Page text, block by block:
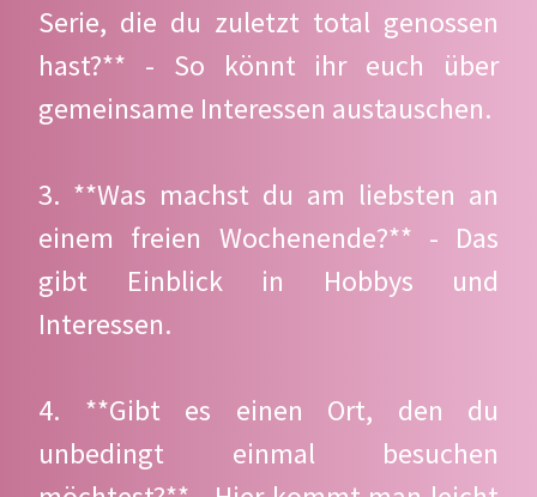
Serie, die du zuletzt total genossen
hast?** - So könnt ihr euch über
gemeinsame Interessen austauschen.
3. **Was machst du am liebsten an
einem freien Wochenende?** - Das
gibt Einblick in Hobbys und
Interessen.
4. **Gibt es einen Ort, den du
unbedingt einmal besuchen